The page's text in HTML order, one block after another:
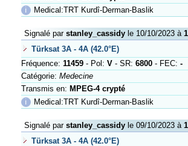
ℹ
Medical:TRT Kurdî-Derman-Baslik
Signalé par stanley_cassidyle 10/10/2023 à
Türksat 3A - 4A (42.0°E)
Fréquence: 11459- Pol: V- SR: 6800- FEC: -
Catégorie: Medecine
Transmis en: MPEG-4 crypté
ℹ
Medical:TRT Kurdî-Derman-Baslik
Signalé par stanley_cassidyle 09/10/2023 à
Türksat 3A - 4A (42.0°E)